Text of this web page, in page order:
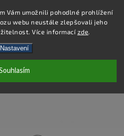
Vám umožnili pohodlné prohlížení
webu neustále zlepšovali jeho
Více informacízde.
Nastavení
Hledat
OCEL